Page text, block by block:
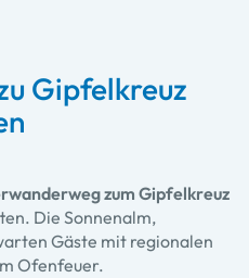
Gipfelkreuz
zum Gipfelkreuz
Die Sonnenalm,
Gäste mit regionalen
Ofenfeuer.